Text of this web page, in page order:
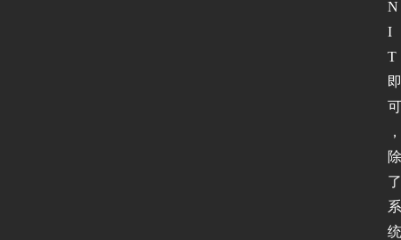
N
I
T
即
可
，
除
了
系
统